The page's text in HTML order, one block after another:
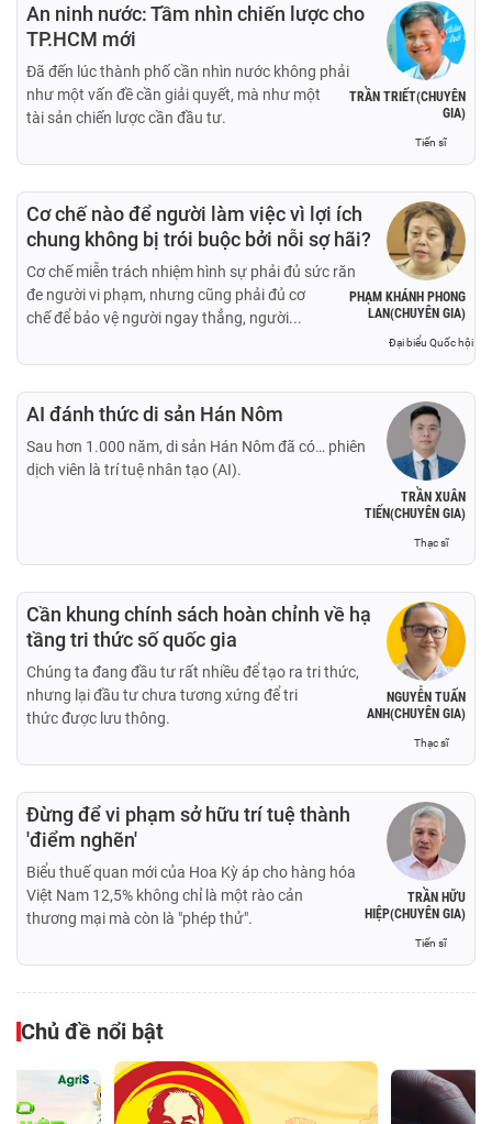
TRẦN TRIẾT(CHUYÊN
GIA)
Tiến sĩ
An ninh nước: Tầm nhìn chiến lược cho
TP.HCM mới
Đã đến lúc thành phố cần nhìn nước không phải
như một vấn đề cần giải quyết, mà như một
tài sản chiến lược cần đầu tư.
PHẠM KHÁNH PHONG
LAN(CHUYÊN GIA)
Đại biểu Quốc hội
Cơ chế nào để người làm việc vì lợi ích
chung không bị trói buộc bởi nỗi sợ hãi?
Cơ chế miễn trách nhiệm hình sự phải đủ sức răn
đe người vi phạm, nhưng cũng phải đủ cơ
chế để bảo vệ người ngay thẳng, người...
TRẦN XUÂN
TIẾN(CHUYÊN GIA)
Thạc sĩ
AI đánh thức di sản Hán Nôm
Sau hơn 1.000 năm, di sản Hán Nôm đã có… phiên
dịch viên là trí tuệ nhân tạo (AI).
NGUYỄN TUẤN
ANH(CHUYÊN GIA)
Thạc sĩ
Cần khung chính sách hoàn chỉnh về hạ
tầng tri thức số quốc gia
Chúng ta đang đầu tư rất nhiều để tạo ra tri thức,
nhưng lại đầu tư chưa tương xứng để tri
thức được lưu thông.
TRẦN HỮU
HIỆP(CHUYÊN GIA)
Tiến sĩ
Đừng để vi phạm sở hữu trí tuệ thành
'điểm nghẽn'
Biểu thuế quan mới của Hoa Kỳ áp cho hàng hóa
Việt Nam 12,5% không chỉ là một rào cản
thương mại mà còn là "phép thử".
Chủ đề nổi bật